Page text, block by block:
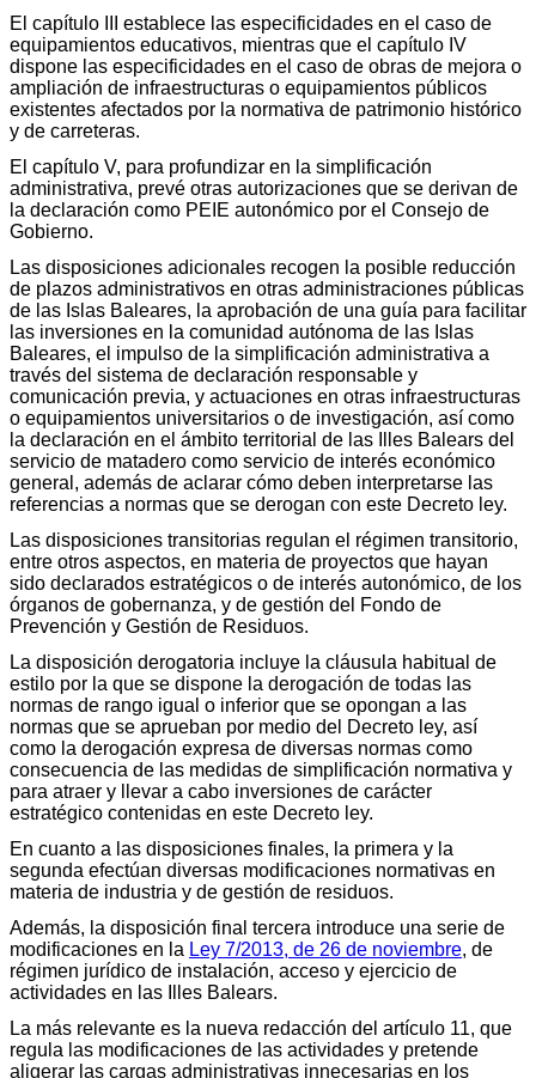
El capítulo III establece las especificidades en el caso de
equipamientos educativos, mientras que el capítulo IV
dispone las especificidades en el caso de obras de mejora o
ampliación de infraestructuras o equipamientos públicos
existentes afectados por la normativa de patrimonio histórico
y de carreteras.
El capítulo V, para profundizar en la simplificación
administrativa, prevé otras autorizaciones que se derivan de
la declaración como PEIE autonómico por el Consejo de
Gobierno.
Las disposiciones adicionales recogen la posible reducción
de plazos administrativos en otras administraciones públicas
de las Islas Baleares, la aprobación de una guía para facilitar
las inversiones en la comunidad autónoma de las Islas
Baleares, el impulso de la simplificación administrativa a
través del sistema de declaración responsable y
comunicación previa, y actuaciones en otras infraestructuras
o equipamientos universitarios o de investigación, así como
la declaración en el ámbito territorial de las Illes Balears del
servicio de matadero como servicio de interés económico
general, además de aclarar cómo deben interpretarse las
referencias a normas que se derogan con este Decreto ley.
Las disposiciones transitorias regulan el régimen transitorio,
entre otros aspectos, en materia de proyectos que hayan
sido declarados estratégicos o de interés autonómico, de los
órganos de gobernanza, y de gestión del Fondo de
Prevención y Gestión de Residuos.
La disposición derogatoria incluye la cláusula habitual de
estilo por la que se dispone la derogación de todas las
normas de rango igual o inferior que se opongan a las
normas que se aprueban por medio del Decreto ley, así
como la derogación expresa de diversas normas como
consecuencia de las medidas de simplificación normativa y
para atraer y llevar a cabo inversiones de carácter
estratégico contenidas en este Decreto ley.
En cuanto a las disposiciones finales, la primera y la
segunda efectúan diversas modificaciones normativas en
materia de industria y de gestión de residuos.
Además, la disposición final tercera introduce una serie de
modificaciones en la Ley 7/2013, de 26 de noviembre, de
régimen jurídico de instalación, acceso y ejercicio de
actividades en las Illes Balears.
La más relevante es la nueva redacción del artículo 11, que
regula las modificaciones de las actividades y pretende
aligerar las cargas administrativas innecesarias en los